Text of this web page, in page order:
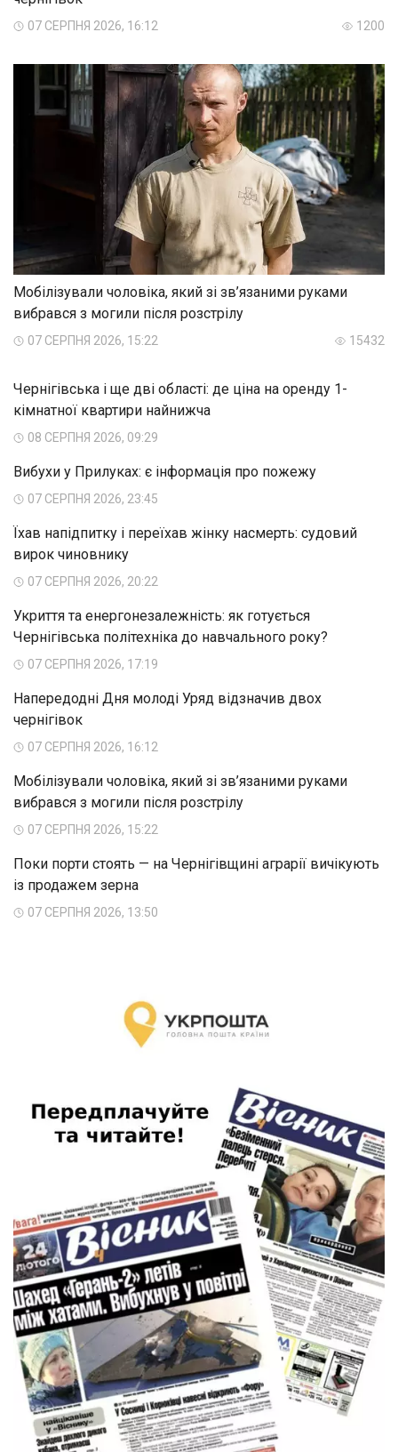
07 СЕРПНЯ 2026, 16:12 1200
Мобілізували чоловіка, який зі зв’язаними руками
вибрався з могили після розстрілу
07 СЕРПНЯ 2026, 15:22 15432
Чернігівська і ще дві області: де ціна на оренду 1-
кімнатної квартири найнижча
08 СЕРПНЯ 2026, 09:29
Вибухи у Прилуках: є інформація про пожежу
07 СЕРПНЯ 2026, 23:45
Їхав напідпитку і переїхав жінку насмерть: судовий
вирок чиновнику
07 СЕРПНЯ 2026, 20:22
Укриття та енергонезалежність: як готується
Чернігівська політехніка до навчального року?
07 СЕРПНЯ 2026, 17:19
Напередодні Дня молоді Уряд відзначив двох
чернігівок
07 СЕРПНЯ 2026, 16:12
Мобілізували чоловіка, який зі зв’язаними руками
вибрався з могили після розстрілу
07 СЕРПНЯ 2026, 15:22
Поки порти стоять — на Чернігівщині аграрії вичікують
із продажем зерна
07 СЕРПНЯ 2026, 13:50